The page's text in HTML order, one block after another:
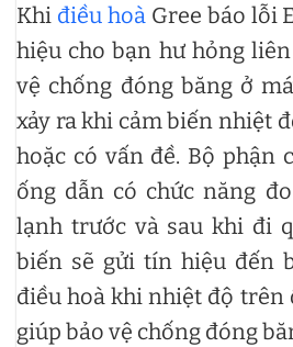
Khi điều hoà Gree báo lỗi
hiệu cho bạn hư hỏng
vệ chống đóng băng ở
xảy ra khi cảm biến nhiệt
hoặc có vấn đề. Bộ phận
ống dẫn có chức năng
lạnh trước và sau khi đi
biến sẽ gửi tín hiệu đến
điều hoà khi nhiệt độ trên
giúp bảo vệ chống đóng